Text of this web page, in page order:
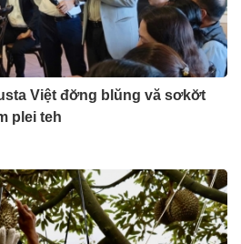
Việt đơ̆ng blŭng vă sơkơ̆t
plei teh